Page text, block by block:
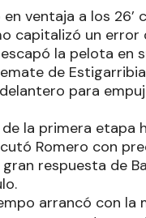
ventaja a los 26’
capitalizó un error
la pelota en
de
para
de la primera etapa
Romero con
respuesta de
arrancó con la